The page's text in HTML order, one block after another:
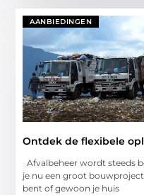
AANBIEDINGEN
Ontdek de flexibele
Afvalbeheer wordt steeds
je nu een groot
bent of gewoon je huis